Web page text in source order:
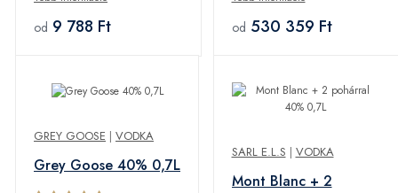
od 9 788 Ft od 530 359 Ft
GREY GOOSE | VODKA
Grey Goose 40% 0,7L
SARL E.L.S | VODKA
Mont Blanc + 2